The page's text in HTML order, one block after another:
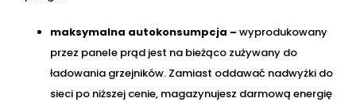
maksymalna autokonsumpcja – wyprodukowany
przez panele prąd jest na bieżąco zużywany do
ładowania grzejników. Zamiast oddawać nadwyżki do
sieci po niższej cenie, magazynujesz darmową energię